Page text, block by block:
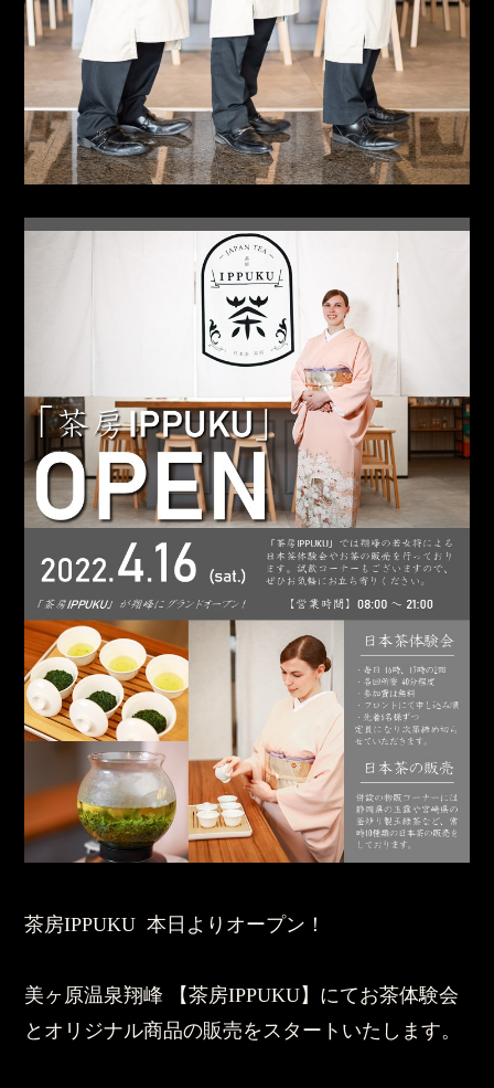
茶房IPPUKU 本日よりオープン！
美ヶ原温泉翔峰 【茶房IPPUKU】にてお茶体験会
とオリジナル商品の販売をスタートいたします。